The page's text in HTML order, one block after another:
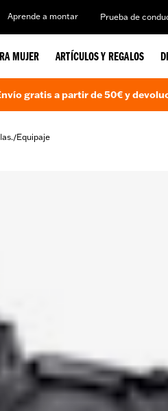
Aprende a montar Prueba de
MUJER ARTÍCULOS Y REGALOS
gratis a partir de 50€ y
/Equipaje